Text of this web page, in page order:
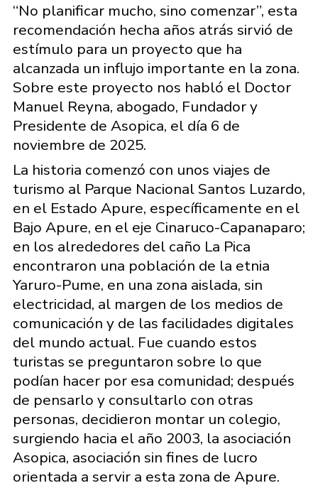
“No planificar mucho, sino comenzar”, esta
recomendación hecha años atrás sirvió de
estímulo para un proyecto que ha
alcanzada un influjo importante en la zona.
Sobre este proyecto nos habló el Doctor
Manuel Reyna, abogado, Fundador y
Presidente de Asopica, el día 6 de
noviembre de 2025.
La historia comenzó con unos viajes de
turismo al Parque Nacional Santos Luzardo,
en el Estado Apure, específicamente en el
Bajo Apure, en el eje Cinaruco-Capanaparo;
en los alrededores del caño La Pica
encontraron una población de la etnia
Yaruro-Pume, en una zona aislada, sin
electricidad, al margen de los medios de
comunicación y de las facilidades digitales
del mundo actual. Fue cuando estos
turistas se preguntaron sobre lo que
podían hacer por esa comunidad; después
de pensarlo y consultarlo con otras
personas, decidieron montar un colegio,
surgiendo hacia el año 2003, la asociación
Asopica, asociación sin fines de lucro
orientada a servir a esta zona de Apure.